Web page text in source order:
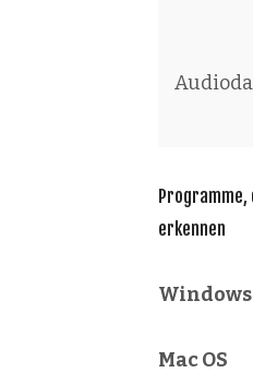
Programme,
erkennen
Windows
Mac OS